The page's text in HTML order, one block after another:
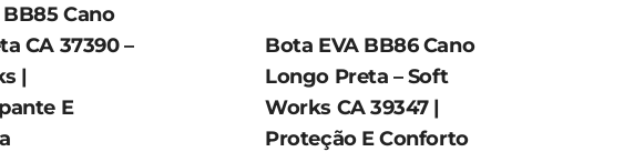
Cano
CA 37390 –
|
E
Bota EVA BB86 Cano
Longo Preta – Soft
Works CA 39347 |
Proteção E Conforto